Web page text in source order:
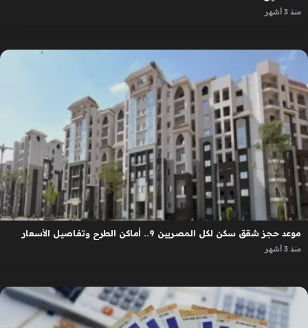
منذ 3 أشهر
موعد حجز شقق سكن لكل المصريين 9.. أماكن الطرح وتفاصيل الأسعار
منذ 3 أشهر